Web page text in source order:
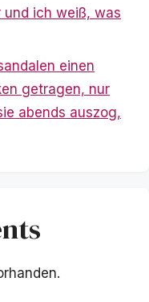
ich weiß, was
einen
getragen, nur
abends auszog,